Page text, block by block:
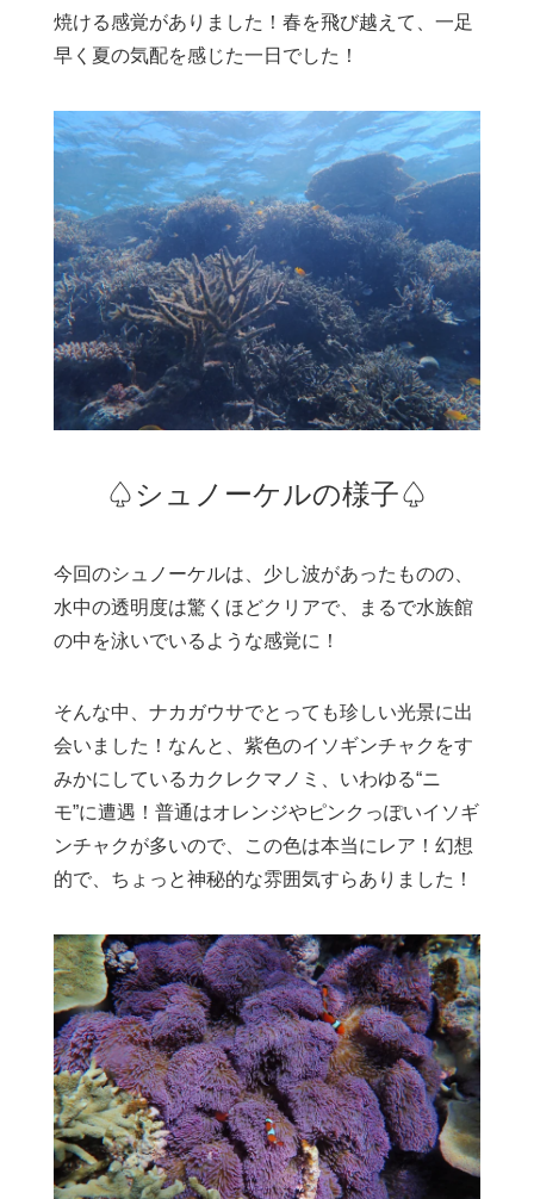
焼ける感覚がありました！春を飛び越えて、一足
早く夏の気配を感じた一日でした！
♤シュノーケルの様子♤
今回のシュノーケルは、少し波があったものの、
水中の透明度は驚くほどクリアで、まるで水族館
の中を泳いでいるような感覚に！
そんな中、ナカガウサでとっても珍しい光景に出
会いました！なんと、紫色のイソギンチャクをす
みかにしているカクレクマノミ、いわゆる“ニ
モ”に遭遇！普通はオレンジやピンクっぽいイソギ
ンチャクが多いので、この色は本当にレア！幻想
的で、ちょっと神秘的な雰囲気すらありました！